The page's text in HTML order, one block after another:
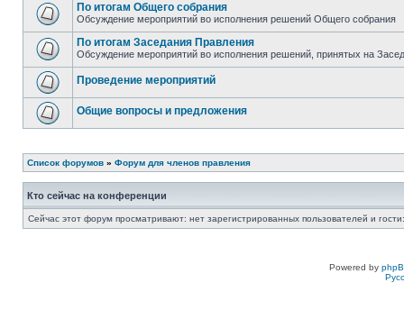
По итогам Общего собрания
Обсуждение мероприятий во исполнения решений Общего собрания
По итогам Заседания Правления
Обсуждение мероприятий во исполнения решений, принятых на
Проведение мероприятий
Общие вопросы и предложения
Список форумов » Форум для членов правления
Кто сейчас на конференции
Сейчас этот форум просматривают: нет зарегистрированных пользователей и
Powered by